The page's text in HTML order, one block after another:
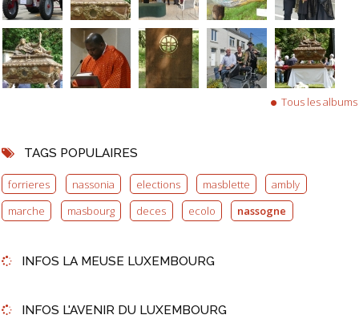
Tous les albums
TAGS POPULAIRES
forrieres nassonia elections masblette
ambly
marche
masbourg deces ecolo nassogne
INFOS LA MEUSE LUXEMBOURG
INFOS L'AVENIR DU LUXEMBOURG